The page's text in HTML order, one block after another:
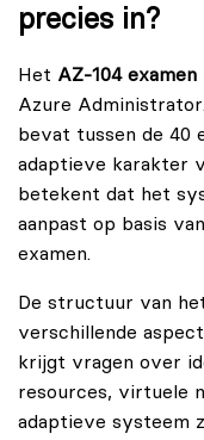
precies in?
Het AZ-104 examen
Azure Administrator
bevat tussen de 40
adaptieve karakter
betekent dat het
aanpast op basis
examen.
De structuur van
verschillende
krijgt vragen over
resources, virtuele
adaptieve systeem